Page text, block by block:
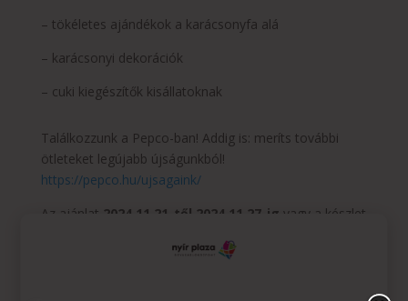
– tökéletes ajándékok a karácsonyfa alá
– karácsonyi dekorációk
– cuki kiegészítők kisállatoknak
Találkozzunk a Pepco-ban! Addig is: meríts további
ötleteket legújabb újságunkból!
https://pepco.hu/ujsagaink/
Az ajánlat 2024.11.21-től 2024.11.27-ig vagy a készlet